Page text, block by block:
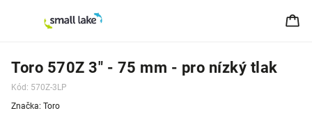
Toro 570Z 3" - 75 mm - pro nízký tlak
Kód: 570Z-3LP
Značka: Toro